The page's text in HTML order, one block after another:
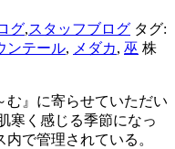
グ,スタッフブログ タグ:
ンテール, メダカ, 巫 株
む』に寄らせていただい
寒く感じる季節になっ
で管理されている。